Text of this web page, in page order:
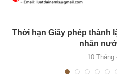
Thời hạn Giấy phép thành
nhân
10 Tháng